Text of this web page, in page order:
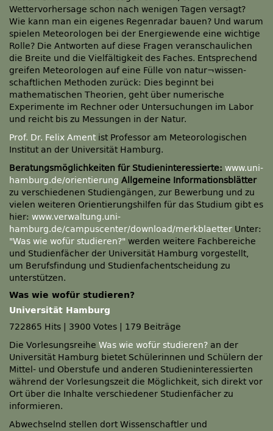
Wettervorhersage schon nach wenigen Tagen versagt?
Wie kann man ein eigenes Regenradar bauen? Und warum
spielen Meteorologen bei der Energiewende eine wichtige
Rolle? Die Antworten auf diese Fragen veranschaulichen
die Breite und die Vielfältigkeit des Faches. Entsprechend
greifen Meteorologen auf eine Fülle von natur¬wissen-
schaftlichen Methoden zurück: Dies beginnt bei
mathematischen Theorien, geht über numerische
Experimente im Rechner oder Untersuchungen im Labor
und reicht bis zu Messungen in der Natur.
Prof. Dr. Felix Ament ist Professor am Meteorologischen
Institut an der Universität Hamburg.
Beratungsmöglichkeiten für Studieninteressierte: www.uni-
hamburg.de/orientierung Allgemeine Informationsblätter
zu verschiedenen Studiengängen, zur Bewerbung und zu
vielen weiteren Orientierungshilfen für das Studium gibt es
hier: www.verwaltung.uni-
hamburg.de/campuscenter/download/merkblaetter Unter:
"Was wie wofür studieren?" werden weitere Fachbereiche
und Studienfächer der Universität Hamburg vorgestellt,
um Berufsfindung und Studienfachentscheidung zu
unterstützen.
Was wie wofür studieren?
Universität Hamburg
722865 Hits
3900 Votes
179 Beiträge
Die Vorlesungsreihe Was wie wofür studieren? an der
Universität Hamburg bietet Schülerinnen und Schülern der
Mittel- und Oberstufe und anderen Studieninteressierten
während der Vorlesungszeit die Möglichkeit, sich direkt vor
Ort über die Inhalte verschiedener Studienfächer zu
informieren.
Abwechselnd stellen dort Wissenschaftler und